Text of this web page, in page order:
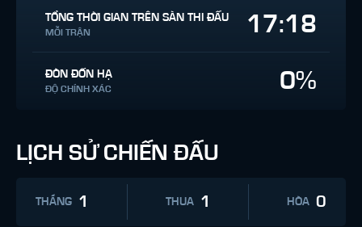
TỔNG THỜI GIAN TRÊN SÀN THI ĐẤU
MỖI TRẬN 17:18
ĐÒN ĐỐN HẠ
ĐỘ CHÍNH XÁC 0%
LỊCH SỬ CHIẾN ĐẤU
THẮNG 1 THUA 1 HÒA 0